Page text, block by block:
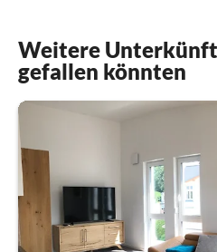
Weitere
gefallen könnten